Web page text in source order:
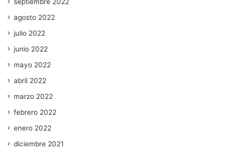
septiembre 2022
agosto 2022
julio 2022
junio 2022
mayo 2022
abril 2022
marzo 2022
febrero 2022
enero 2022
diciembre 2021